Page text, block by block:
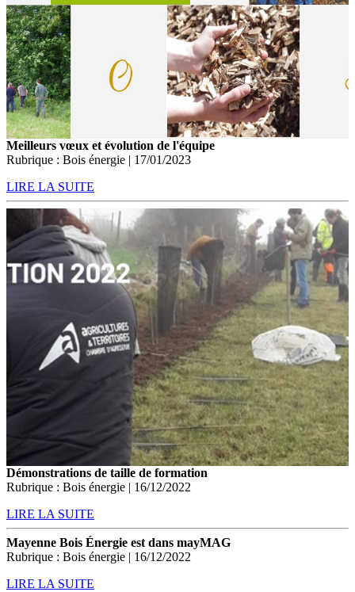
Meilleurs vœux et évolution de l'équipe
Rubrique : Bois énergie | 17/01/2023
LIRE LA SUITE
Démonstrations de taille de formation
Rubrique : Bois énergie | 16/12/2022
LIRE LA SUITE
Mayenne Bois Énergie est dans mayMAG
Rubrique : Bois énergie | 16/12/2022
LIRE LA SUITE